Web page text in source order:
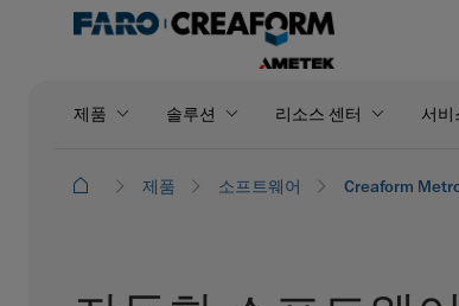
제품 솔루션 리소스 센터 서비
제품 소프트웨어 Creaform